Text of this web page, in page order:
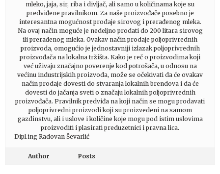
mleko, jaja, sir, riba i divljač, ali samo u količinama koje su
predviđene pravilnikom. Za naše proizvođače posebno je
interesantna mogućnost prodaje sirovog i prerađenog mleka.
Na ovaj način moguće je nedeljno prodati do 200 litara sirovog
ili prerađenog mleka. Ovakav način prodaje poljoprivrednih
proizvoda, omogućio je jednostavniji izlazak poljoprivrednih
proizvođača na lokalna tržišta. Kako je reč o proizvodima koji
već uživaju značajno poverenje kod potrošača, u odnosu na
većinu industrijskih proizvoda, može se očekivati da će ovakav
način prodaje dovesti do stvaranja lokalnih brendova i da će
dovesti do jačanja sveti o značaju lokalnih poljoprivrednih
proizvođača. Pravilnik predviđa na koji način se mogu prodavati
poljoprivredni proizvodi koji su proizvedeni na samom
gazdinstvu, ali i uslove i količine koje mogu pod istim uslovima
proizvoditi i plasirati preduzetnici i pravna lica.
Dipl.ing Radovan Ševarlić
Author Posts